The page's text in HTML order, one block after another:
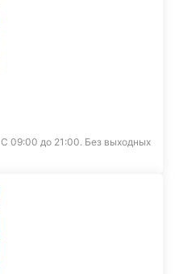
С 09:00 до 21:00. Без выходных